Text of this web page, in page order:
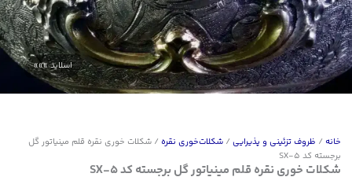
خانه / ظروف تزئینی و پذیرایی / شکلات‌خوری نقره / شکلات خوری نقره قلم مینیاتور گل
برجسته کد SX-5
شکلات خوری نقره قلم مینیاتور گل برجسته کد SX-5